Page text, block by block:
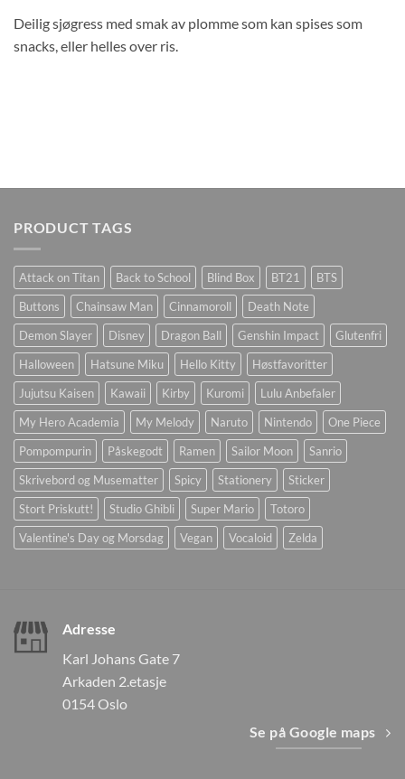
Deilig sjøgress med smak av plomme som kan spises som
snacks, eller helles over ris.
PRODUCT TAGS
Attack on Titan Back to School Blind Box BT21
BTS
Buttons
Chainsaw Man Cinnamoroll
Death Note
Demon Slayer
Disney Dragon Ball Genshin Impact
Glutenfri
Halloween
Hatsune Miku Hello Kitty
Høstfavoritter
Jujutsu Kaisen
Kawaii Kirby Kuromi
Lulu Anbefaler
My Hero Academia
My Melody Naruto Nintendo
One Piece
Pompompurin
Påskegodt Ramen Sailor Moon
Sanrio
Skrivebord og Musematter
Spicy Stationery
Sticker
Stort Priskutt!
Studio Ghibli Super Mario
Totoro
Valentine's Day og Morsdag
Vegan Vocaloid Zelda
Adresse
Karl Johans Gate 7
Arkaden 2.etasje
0154 Oslo
Se på Google maps